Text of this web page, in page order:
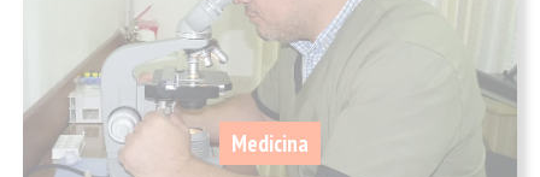
Medicina